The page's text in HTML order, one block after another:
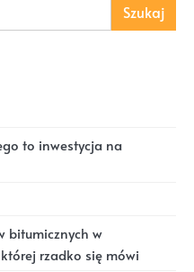
Szukaj
to inwestycja na
bitumicznych w
rzadko się mówi